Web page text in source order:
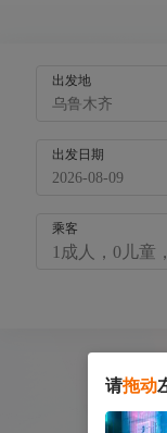
出发地
出发日期
乘客
请拖动